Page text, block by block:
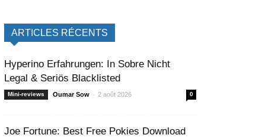
ARTICLES RÉCENTS
Hyperino Erfahrungen: In Sobre Nicht
Legal & Seriös Blacklisted
Mini-reviews Oumar Sow - 2 août 2026 0
Joe Fortune: Best Free Pokies Download